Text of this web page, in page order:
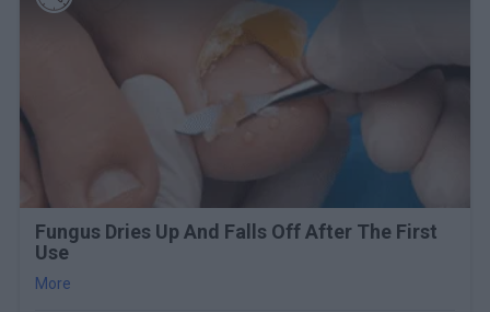
Fungus Dries Up And Falls Off After The First
Use
More